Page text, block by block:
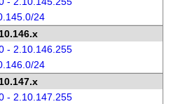
24
- 2.10.146.255
24
- 2.10.147.255